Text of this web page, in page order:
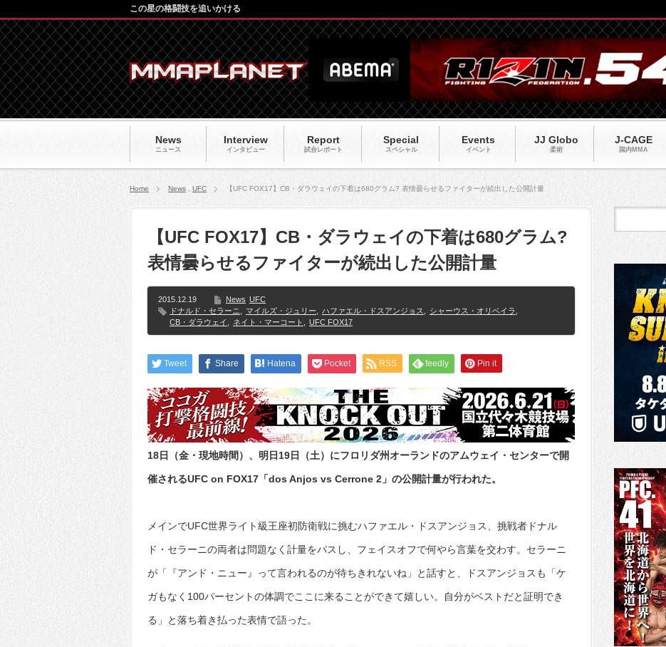
News
ニュース
Interview
インタビュー
Report
試合レポート
Special
スペシャル
Events
イベント
JJ Globo
柔術
J-CAGE
国内MMA
この星の格闘技を追いかける
Home News UFC 【UFC FOX17】CB・ダラウェイの下着は680グラム? 表情曇らせるファイターが続出した公開計量
【UFC FOX17】CB・ダラウェイの下着は680グラム?
表情曇らせるファイターが続出した公開計量
2015.12.19 News UFC
ドナルド・セラーニ
マイルズ・ジュリー ハファエル・ドスアンジョス シャーウス・オリベイラ
CB・ダラウェイ
ネイト・マーコート UFC FOX17
Tweet Share Hatena Pocket RSS feedly Pin it
18日（金・現地時間）、明日19日（土）にフロリダ州オーランドのアムウェイ・センターで開
催されるUFC on FOX17「dos Anjos vs Cerrone 2」の公開計量が行われた。
メインでUFC世界ライト級王座初防衛戦に挑むハファエル・ドスアンジョス、挑戦者ドナル
ド・セラーニの両者は問題なく計量をパスし、フェイスオフで何やら言葉を交わす。セラーニ
が「『アンド・ニュー』って言われるのが待ちきれないね」と話すと、ドスアンジョスも「ケ
ガもなく100パーセントの体調でここに来ることができて嬉しい。自分がベストだと証明でき
る」と落ち着き払った表情で語った。